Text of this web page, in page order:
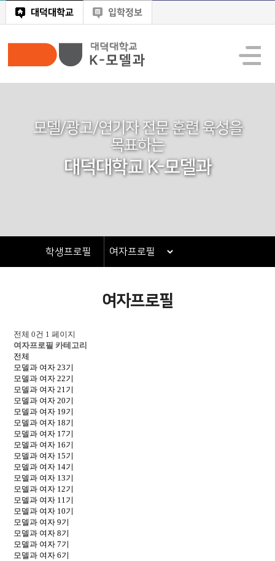
대덕대학교 입학정보
모델/광고/연기자 전문 훈련 육성을
목표하는
대덕대학교 K-모델과
학생프로필
여자프로필
전체 0건 1 페이지
여자프로필 카테고리
전체
모델과 여자 23기
모델과 여자 22기
모델과 여자 21기
모델과 여자 20기
모델과 여자 19기
모델과 여자 18기
모델과 여자 17기
모델과 여자 16기
모델과 여자 15기
모델과 여자 14기
모델과 여자 13기
모델과 여자 12기
모델과 여자 11기
모델과 여자 10기
모델과 여자 9기
모델과 여자 8기
모델과 여자 7기
모델과 여자 6기